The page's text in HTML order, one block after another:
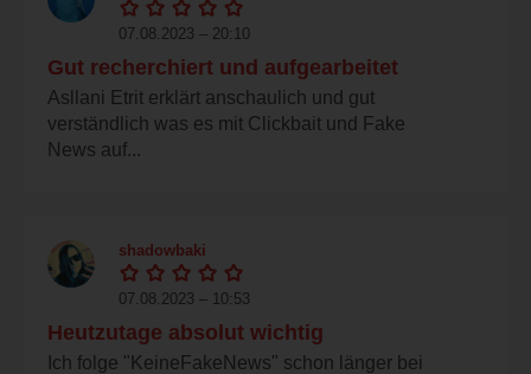
07.08.2023 – 20:10
Gut recherchiert und aufgearbeitet
Asllani Etrit erklärt anschaulich und gut
verständlich was es mit Clickbait und Fake
News auf...
shadowbaki
07.08.2023 – 10:53
Heutzutage absolut wichtig
Ich folge "KeineFakeNews" schon länger bei